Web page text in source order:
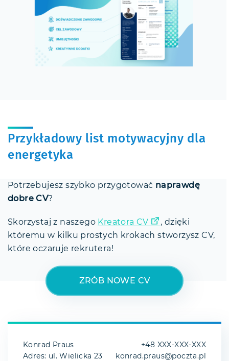
Przykładowy list motywacyjny dla
energetyka
Potrzebujesz szybko przygotować naprawdę
dobre CV?
Skorzystaj z naszego Kreatora CV
, dzięki
któremu w kilku prostych krokach stworzysz CV,
które oczaruje rekrutera!
ZRÓB NOWE CV
Konrad Praus
Adres: ul. Wielicka 23
+48 XXX-XXX-XXX
konrad.praus@poczta.pl